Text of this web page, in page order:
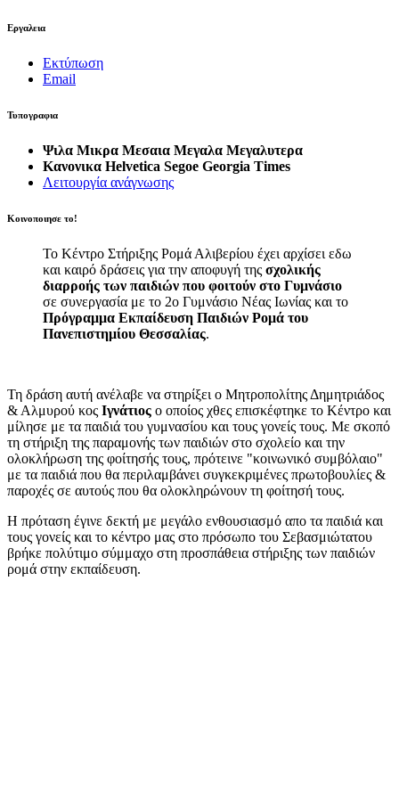
Εργαλεια
Εκτύπωση
Email
Τυπογραφια
Ψιλα Μικρα Μεσαια Μεγαλα Μεγαλυτερα
Κανονικα Helvetica Segoe Georgia Times
Λειτουργία ανάγνωσης
Κοινοποιησε το!
Το Κέντρο Στήριξης Ρομά Αλιβερίου έχει αρχίσει εδω
και καιρό δράσεις για την αποφυγή της σχολικής
διαρροής των παιδιών που φοιτούν στο Γυμνάσιο
σε συνεργασία με το 2ο Γυμνάσιο Νέας Ιωνίας και το
Πρόγραμμα Εκπαίδευση Παιδιών Ρομά του
Πανεπιστημίου Θεσσαλίας.
Τη δράση αυτή ανέλαβε να στηρίξει ο Μητροπολίτης Δημητριάδος
& Αλμυρού κος Ιγνάτιος ο οποίος χθες επισκέφτηκε το Κέντρο και
μίλησε με τα παιδιά του γυμνασίου και τους γονείς τους. Με σκοπό
τη στήριξη της παραμονής των παιδιών στο σχολείο και την
ολοκλήρωση της φοίτησής τους, πρότεινε "κοινωνικό συμβόλαιο"
με τα παιδιά που θα περιλαμβάνει συγκεκριμένες πρωτοβουλίες &
παροχές σε αυτούς που θα ολοκληρώνουν τη φοίτησή τους.
Η πρόταση έγινε δεκτή με μεγάλο ενθουσιασμό απο τα παιδιά και
τους γονείς και το κέντρο μας στο πρόσωπο του Σεβασμιώτατου
βρήκε πολύτιμο σύμμαχο στη προσπάθεια στήριξης των παιδιών
ρομά στην εκπαίδευση.